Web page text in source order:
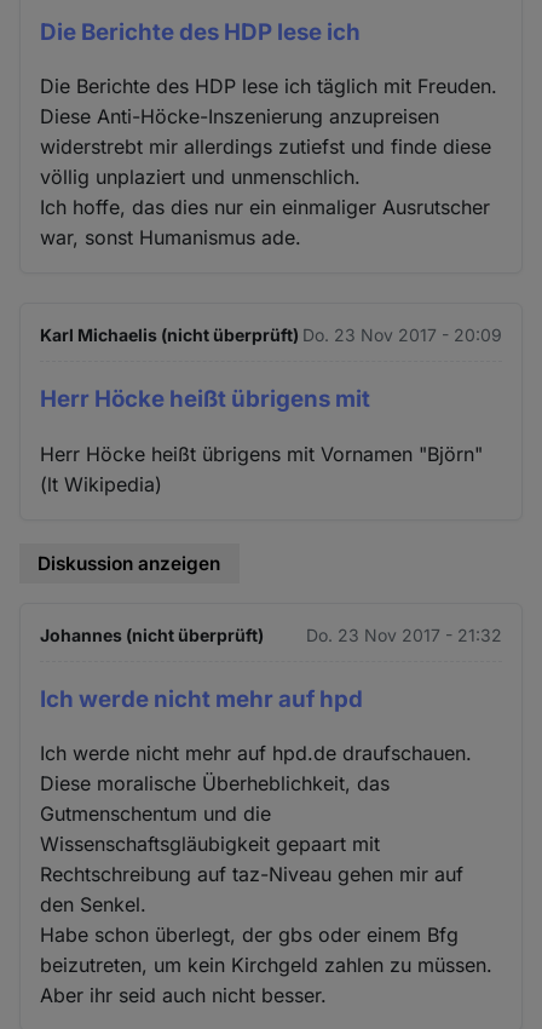
Die Berichte des HDP lese ich
Die Berichte des HDP lese ich täglich mit Freuden.
Diese Anti-Höcke-Inszenierung anzupreisen
widerstrebt mir allerdings zutiefst und finde diese
völlig unplaziert und unmenschlich.
Ich hoffe, das dies nur ein einmaliger Ausrutscher
war, sonst Humanismus ade.
Karl Michaelis (nicht überprüft) Do. 23 Nov 2017 - 20:09
Herr Höcke heißt übrigens mit
Herr Höcke heißt übrigens mit Vornamen "Björn"
(lt Wikipedia)
Diskussion anzeigen
Johannes (nicht überprüft) Do. 23 Nov 2017 - 21:32
Ich werde nicht mehr auf hpd
Ich werde nicht mehr auf hpd.de draufschauen.
Diese moralische Überheblichkeit, das
Gutmenschentum und die
Wissenschaftsgläubigkeit gepaart mit
Rechtschreibung auf taz-Niveau gehen mir auf
den Senkel.
Habe schon überlegt, der gbs oder einem Bfg
beizutreten, um kein Kirchgeld zahlen zu müssen.
Aber ihr seid auch nicht besser.